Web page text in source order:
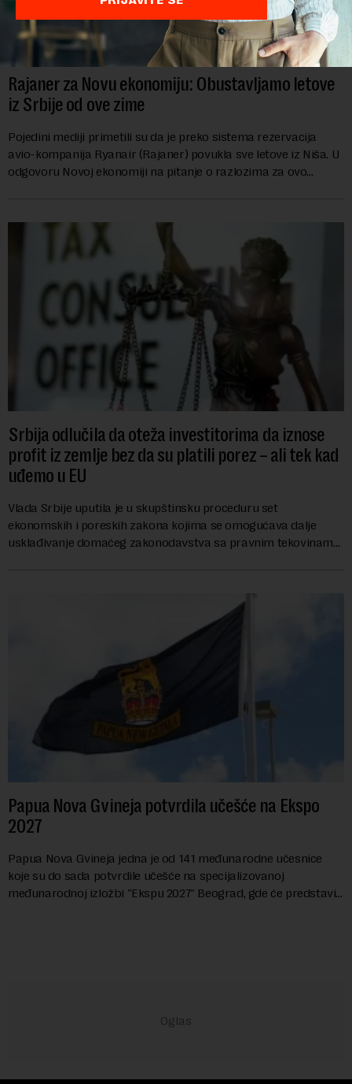
Rajaner za Novu ekonomiju: Obustavljamo letove
iz Srbije od ove zime
Pojedini mediji primetili su da je preko sistema rezervacija
avio-kompanija Ryanair (Rajaner) povukla sve letove iz Niša. U
odgovoru Novoj ekonomiji na pitanje o razlozima za ovo
Srbija odlučila da oteža investitorima da iznose
profit iz zemlje bez da su platili porez – ali tek kad
uđemo u EU
Vlada Srbije uputila je u skupštinsku proceduru set
ekonomskih i poreskih zakona kojima se omogućava dalje
usklađivanje domaćeg zakonodavstva sa pravnim tekovinama
Papua Nova Gvineja potvrdila učešće na Ekspo
2027
Papua Nova Gvineja jedna je od 141 međunarodne učesnice
koje su do sada potvrdile učešće na specijalizovanoj
međunarodnoj izložbi "Ekspu 2027" Beograd, gde će predstaviti